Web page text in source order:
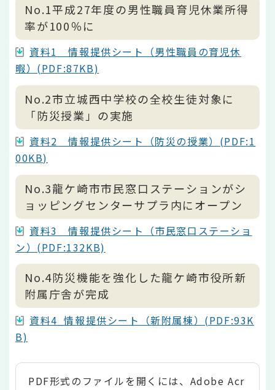
No.1平成27年度の男性職員育児休業所得
率が100％に
資料1 情報提供シート（男性職員の育児休
暇）(PDF:87KB)
No.2市立城西中学校の全校生徒対象に
「防災授業」の実施
資料2 情報提供シート（防災の授業）(PDF:1
00KB)
No.3龍ケ崎市市民窓口ステーションがシ
ョッピングセンターサプラ内にオープン
資料3 情報提供シート（市民窓口ステーショ
ン）(PDF:132KB)
No.4防災機能を強化した龍ケ崎市役所新
附属庁舎が完成
資料4_情報提供シート（新附属棟）(PDF:93K
B)
PDF形式のファイルを開くには、Adobe Acr